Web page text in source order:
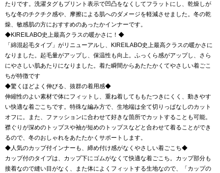
たりです。洗濯タグもプリント表示で凹凸をなくしてフラットにし、乾燥しが
ちな冬のチクチク感や、摩擦による肌へのダメージを軽減させました。冬の乾
燥、敏感肌の方におすすめのあったかインナーです。
◆KIREILABO史上最高クラスの暖かさに！◆
「綿混起毛タイプ」がリニューアルし、KIREILABO史上最高クラスの暖かさに
なりました。起毛量がアップし、保温性も向上。ふっくら感がアップし、さら
にやさしい肌あたりになりました。着た瞬間からあたたかくてやさしい着ごこ
ちが特徴です
◆驚くほどよく伸びる、抜群の着用感◆
伸縮性のよい素材で体にフィットし、重ね着してももたつきにくく、動きやす
い快適な着ごこちです。特殊な編み方で、生地端は全て切りっぱなしのカット
オフに。また、ファッションに合わせて好きな箇所でカットすることも可能。
襟ぐりが深めのトップスや袖が短めのトップスなどと合わせて着ることができ
るので、冬のおしゃれをあたたかくサポートします。
◆人気のカップ付インナーも、締め付け感がなくやさしい着ごこち◆
カップ付のタイプは、カップ下にゴムがなくて快適な着ごこち。カップ部分も
接着なので縫い目がなく、また体によくフィットする生地なので、「カップの